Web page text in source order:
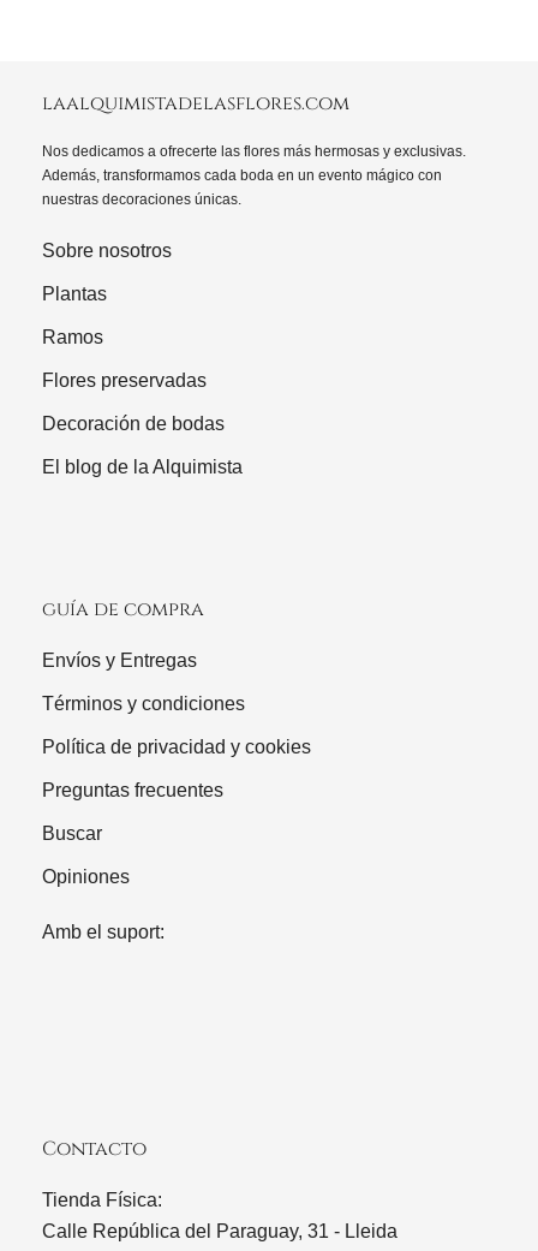
125,00 €
laalquimistadelasflores.com
Nos dedicamos a ofrecerte las flores más hermosas y exclusivas.
Además, transformamos cada boda en un evento mágico con
nuestras decoraciones únicas.
Sobre nosotros
Plantas
Ramos
Flores preservadas
Decoración de bodas
El blog de la Alquimista
guía de compra
Envíos y Entregas
Términos y condiciones
Política de privacidad y cookies
Preguntas frecuentes
Buscar
Opiniones
Amb el suport:
Contacto
Tienda Física:
Calle República del Paraguay, 31 - Lleida